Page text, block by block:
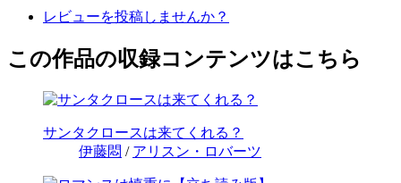
レビューを投稿しませんか？
この作品の収録コンテンツはこちら
サンタクロースは来てくれる？
伊藤悶 / アリスン・ロバーツ